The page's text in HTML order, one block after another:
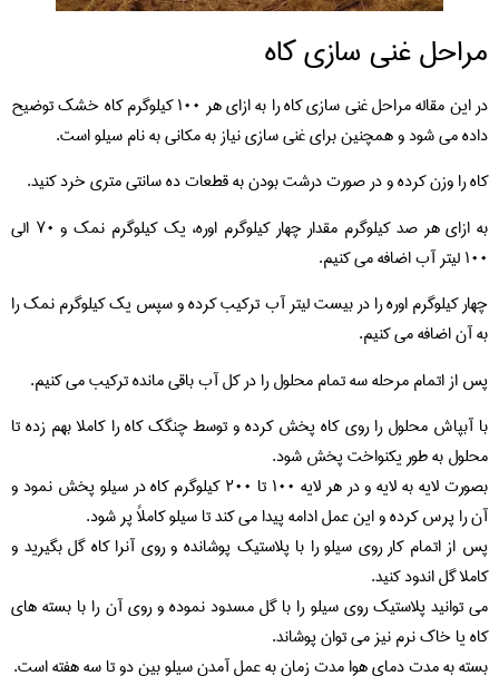
مراحل غنی سازی کاه
در این مقاله مراحل غنی سازی کاه را به ازای هر ۱۰۰ کیلوگرم کاه خشک توضیح
داده می شود و همچنین برای غنی سازی نیاز به مکانی به نام سیلو است.
کاه را وزن کرده و در صورت درشت بودن به قطعات ده سانتی متری خرد کنید.
به ازای هر صد کیلوگرم مقدار چهار کیلوگرم اوره، یک کیلوگرم نمک و ۷۰ الی
۱۰۰ لیتر آب اضافه می کنیم.
چهار کیلوگرم اوره را در بیست لیتر آب ترکیب کرده و سپس یک کیلوگرم نمک را
به آن اضافه می کنیم.
پس از اتمام مرحله سه تمام محلول را در کل آب باقی مانده ترکیب می کنیم.
با آبپاش محلول را روی کاه پخش کرده و توسط چنگک کاه را کاملا بهم زده تا
محلول به طور یکنواخت پخش شود.
بصورت لایه به لایه و در هر لایه ۱۰۰ تا ۲۰۰ کیلوگرم کاه در سیلو پخش نمود و
آن را پرس کرده و این عمل ادامه پیدا می کند تا سیلو کاملاً پر شود.
پس از اتمام کار روی سیلو را با پلاستیک پوشانده و روی آنرا کاه گل بگیرید و
کاملا گل اندود کنید.
می توانید پلاستیک روی سیلو را با گل مسدود نموده و روی آن را با بسته های
کاه یا خاک نرم نیز می توان پوشاند.
بسته به مدت دمای هوا مدت زمان به عمل آمدن سیلو بین دو تا سه هفته است.